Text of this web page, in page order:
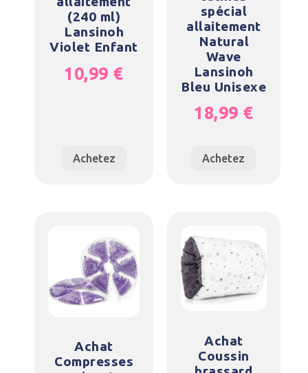
(240 ml)
Lansinoh
Violet Enfant
10,99 €
Achetez
spécial
allaitement
Natural
Wave
Lansinoh
Bleu Unisexe
18,99 €
Achetez
Achat
Compresses
Achat
Coussin